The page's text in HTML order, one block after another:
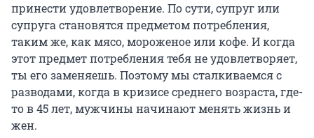
принести удовлетворение. По сути, супруг или
супруга становятся предметом потребления,
таким же, как мясо, мороженое или кофе. И когда
этот предмет потребления тебя не удовлетворяет,
ты его заменяешь. Поэтому мы сталкиваемся с
разводами, когда в кризисе среднего возраста, где-
то в 45 лет, мужчины начинают менять жизнь и
жен.